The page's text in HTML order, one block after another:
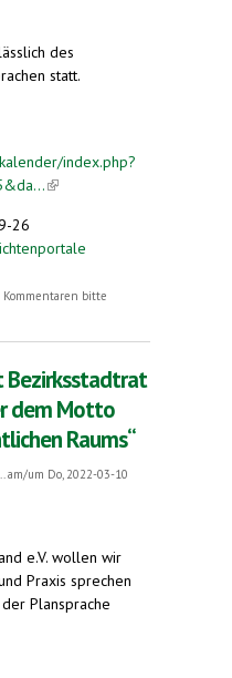
des
statt.
index.php?
(link is external)
26
Sprache - mehr
Kommentaren bitte
Bezirksstadtrat
dem Motto
Raums“
am/um Do, 2022-03-10
e.V. wollen wir
Praxis sprechen
Plansprache